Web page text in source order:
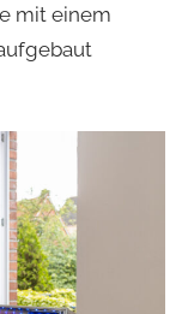
mit einem